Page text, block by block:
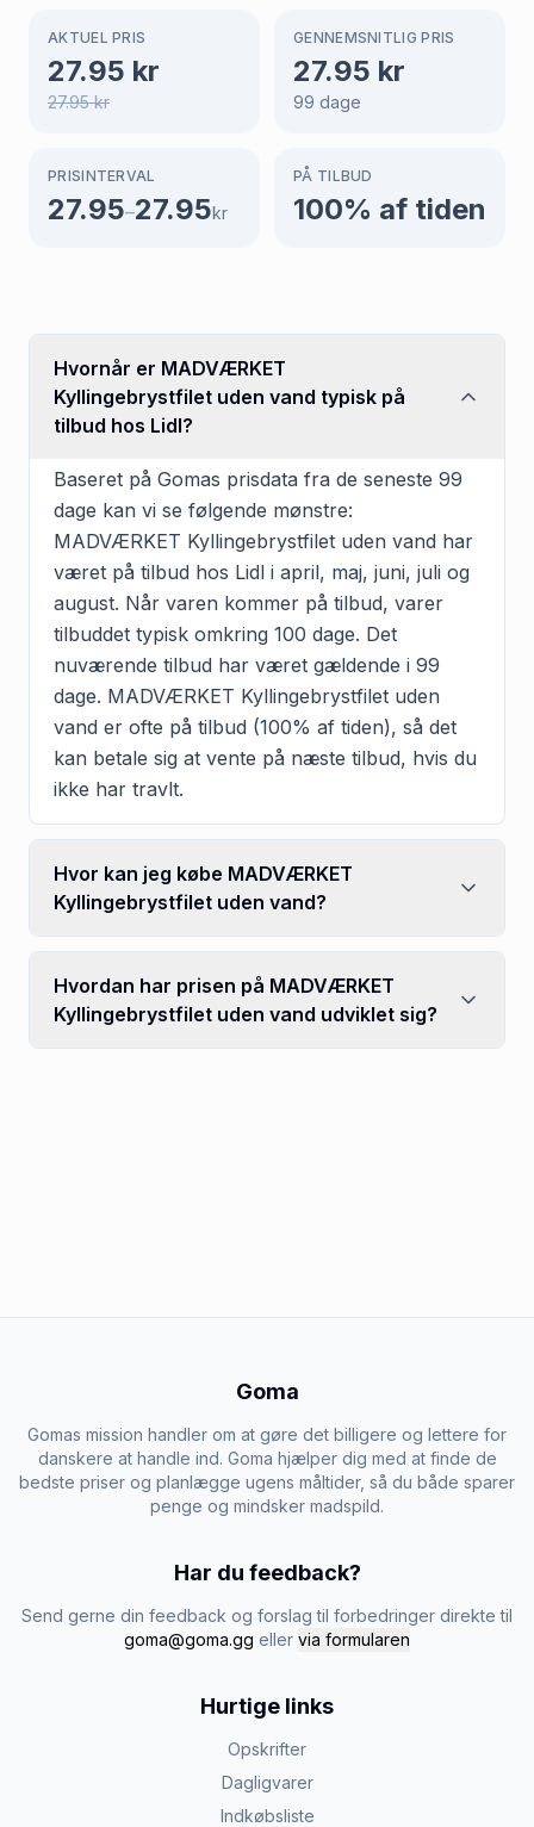
AKTUEL PRIS
27.95 kr
27.95kr
GENNEMSNITLIG PRIS
27.95 kr
99 dage
PRISINTERVAL
27.95–27.95kr
PÅ TILBUD
100% af tiden
Hvornår er MADVÆRKET
Kyllingebrystfilet uden vand typisk på
tilbud hos Lidl?
Baseret på Gomas prisdata fra de seneste 99
dage kan vi se følgende mønstre:
MADVÆRKET Kyllingebrystfilet uden vand har
været på tilbud hos Lidl i april, maj, juni, juli og
august. Når varen kommer på tilbud, varer
tilbuddet typisk omkring 100 dage. Det
nuværende tilbud har været gældende i 99
dage. MADVÆRKET Kyllingebrystfilet uden
vand er ofte på tilbud (100% af tiden), så det
kan betale sig at vente på næste tilbud, hvis du
ikke har travlt.
Hvor kan jeg købe MADVÆRKET
Kyllingebrystfilet uden vand?
Hvordan har prisen på MADVÆRKET
Kyllingebrystfilet uden vand udviklet sig?
Goma
Gomas mission handler om at gøre det billigere og lettere for
danskere at handle ind. Goma hjælper dig med at finde de
bedste priser og planlægge ugens måltider, så du både sparer
penge og mindsker madspild.
Har du feedback?
Send gerne din feedback og forslag til forbedringer direkte til
goma@goma.gg eller via formularen
Hurtige links
Opskrifter
Dagligvarer
Indkøbsliste